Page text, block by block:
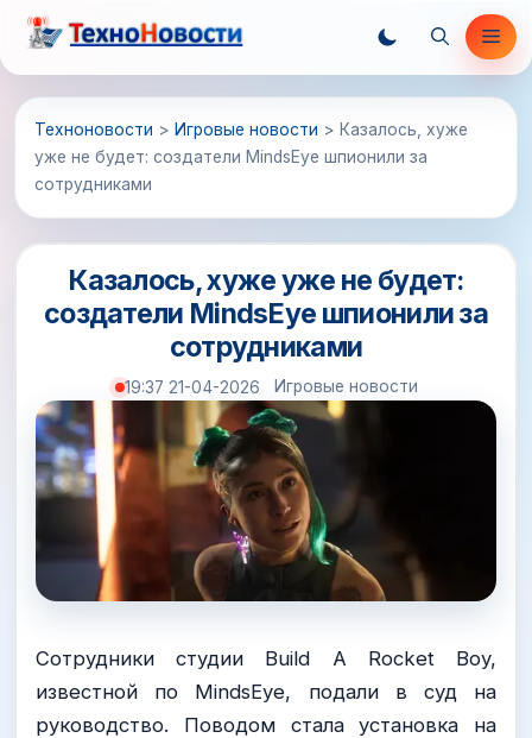
Перейти
содержимому
Техноновости > Игровые новости > Казалось, хуже
уже не будет: создатели MindsEye шпионили за
сотрудниками
Казалось, хуже уже не будет:
создатели MindsEye шпионили за
сотрудниками
19:37 21-04-2026 Игровые новости
Сотрудники студии Build A Rocket Boy,
известной по MindsEye, подали в суд на
руководство. Поводом стала установка на